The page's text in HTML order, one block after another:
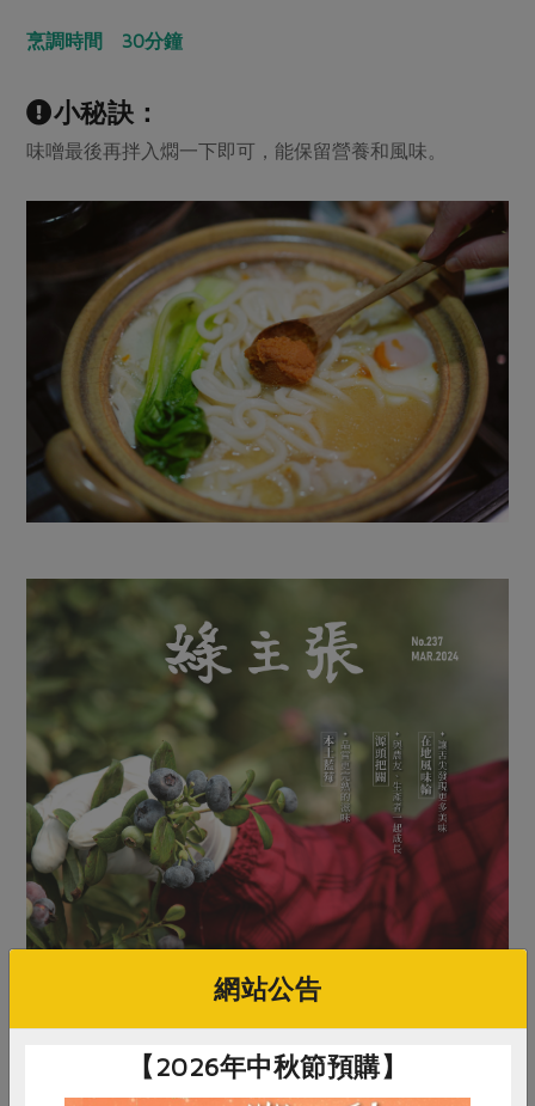
烹調時間 30分鐘
小秘訣：
味噌最後再拌入燜一下即可，能保留營養和風味。
網站公告
【2026年中秋節預購】